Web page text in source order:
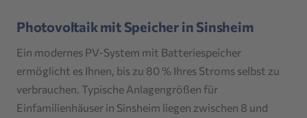
Photovoltaik mit Speicher in Sinsheim
Ein modernes PV-System mit Batteriespeicher
ermöglicht es Ihnen, bis zu 80 % Ihres Stroms selbst zu
verbrauchen. Typische Anlagengrößen für
Einfamilienhäuser in Sinsheim liegen zwischen 8 und